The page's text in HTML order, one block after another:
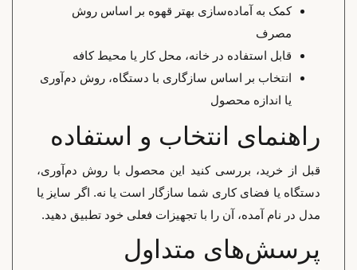
کمک به آماده‌سازی بهتر قهوه بر اساس روش
مصرف
قابل استفاده در خانه، محل کار یا محیط کافه
انتخاب بر اساس سازگاری با دستگاه، روش دم‌آوری
یا اندازه محصول
راهنمای انتخاب و استفاده
قبل از خرید، بررسی کنید این محصول با روش دم‌آوری،
دستگاه یا فضای کاری شما سازگار است یا نه. اگر سایز یا
مدل در نام آمده، آن را با تجهیزات فعلی خود تطبیق دهید.
پرسش‌های متداول